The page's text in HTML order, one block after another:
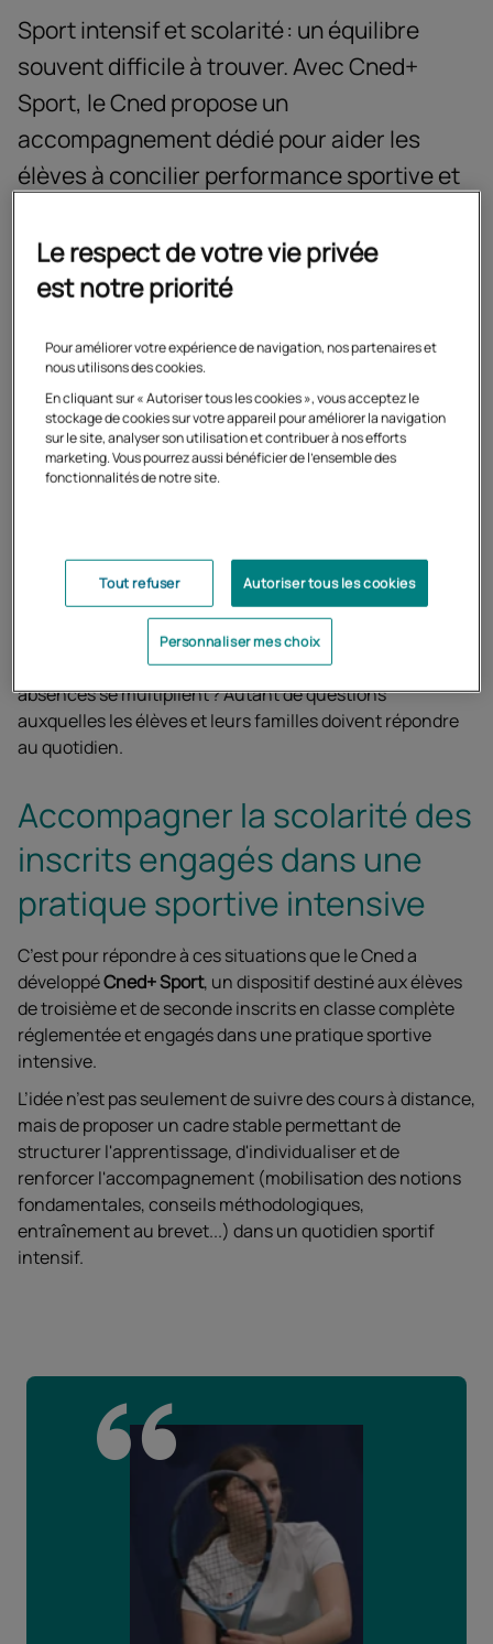
Sport intensif et scolarité : un équilibre
souvent difficile à trouver. Avec Cned+
Sport, le Cned propose un
accompagnement dédié pour aider les
élèves à concilier performance sportive et
S’entraîner, progresser,
étudier : un quotidien sous
contrainte
Pour de nombreux jeunes sportifs, les semaines
s’enchaînent à un rythme soutenu. Entraînements
Face à ces emplois du temps exigeants, maintenir un
rythme d’apprentissage régulier peut devenir un
véritable défi. Comment réviser avant une compétition ?
Comment suivre un programme scolaire lorsque les
absences se multiplient ? Autant de questions
auxquelles les élèves et leurs familles doivent répondre
au quotidien.
Accompagner la scolarité des
inscrits engagés dans une
pratique sportive intensive
C’est pour répondre à ces situations que le Cned a
développéCned+ Sport, un dispositif destiné aux élèves
de troisième et de seconde inscrits en classe complète
réglementée et engagés dans une pratique sportive
intensive.
L’idée n’est pas seulement de suivre des cours à distance,
mais de proposer un cadre stable permettant de
structurer l'apprentissage, d'individualiser et de
renforcer l'accompagnement (mobilisation des notions
fondamentales, conseils méthodologiques,
entraînement au brevet...) dans un quotidien sportif
intensif.
Le respect de votre vie privée
est notre priorité
Pour améliorer votre expérience de navigation, nos partenaires et
nous utilisons des cookies.
En cliquant sur « Autoriser tous les cookies », vous acceptez le
stockage de cookies sur votre appareil pour améliorer la navigation
sur le site, analyser son utilisation et contribuer à nos efforts
marketing. Vous pourrez aussi bénéficier de l'ensemble des
fonctionnalités de notre site.
Tout refuser Autoriser tous les cookies
Personnaliser mes choix